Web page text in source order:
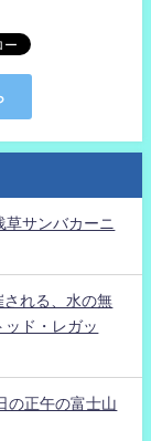
草サンバカーニ
される、水の無
ド・レガッ
の正午の富士山